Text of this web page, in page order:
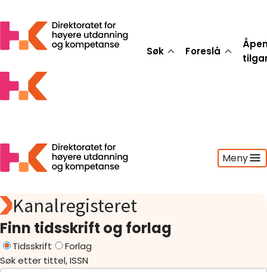
Søk Foreslå
Meny
Søk
Åpen tilgang
Statistikk
Aktuelt
Kanalregisteret
Finn tidsskrift og forlag
Tidsskrift
Forlag
Søk etter tittel, ISSN